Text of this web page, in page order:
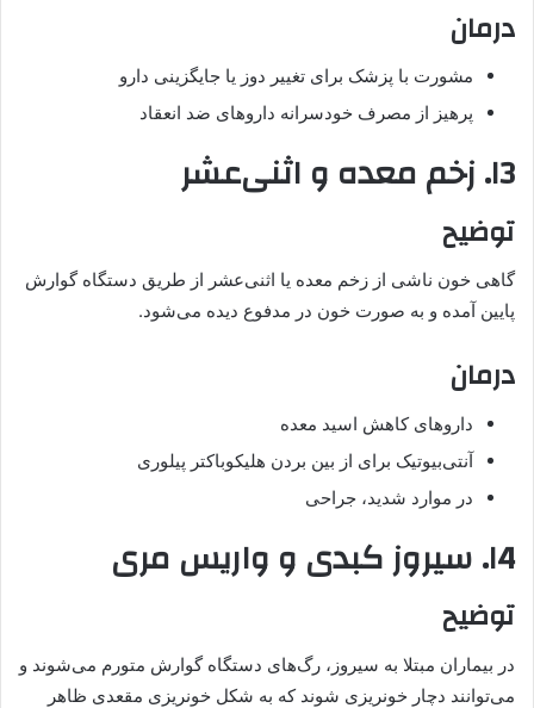
درمان
مشورت با پزشک برای تغییر دوز یا جایگزینی دارو
پرهیز از مصرف خودسرانه داروهای ضد انعقاد
۱3. زخم معده و اثنی‌عشر
توضیح
گاهی خون ناشی از زخم معده یا اثنی‌عشر از طریق دستگاه گوارش
پایین آمده و به صورت خون در مدفوع دیده می‌شود.
درمان
داروهای کاهش اسید معده
آنتی‌بیوتیک برای از بین بردن هلیکوباکتر پیلوری
در موارد شدید، جراحی
۱4. سیروز کبدی و واریس مری
توضیح
در بیماران مبتلا به سیروز، رگ‌های دستگاه گوارش متورم می‌شوند و
می‌توانند دچار خونریزی شوند که به شکل خونریزی مقعدی ظاهر